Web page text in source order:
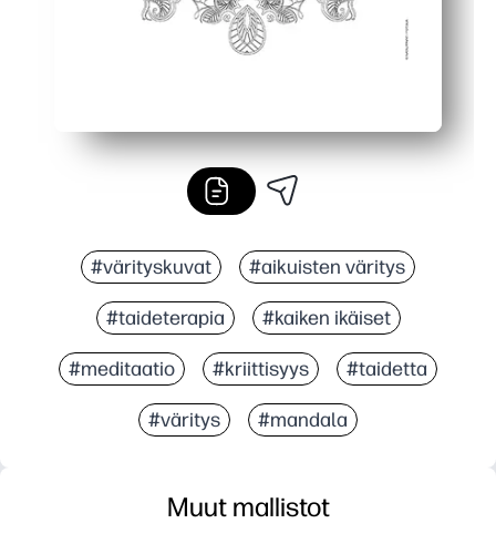
#värityskuvat #aikuisten väritys
#taideterapia #kaiken ikäiset
#meditaatio #kriittisyys #taidetta
#väritys #mandala
Muut mallistot